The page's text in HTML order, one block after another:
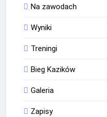
Na zawodach
Wyniki
Treningi
Bieg Kazików
Galeria
Zapisy